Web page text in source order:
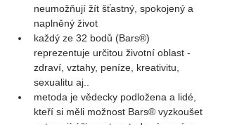
neumožňují žít šťastný, spokojený a
naplněný život
každý ze 32 bodů (Bars®)
reprezentuje určitou životní oblast -
zdraví, vztahy, peníze, kreativitu,
sexualitu aj..
metoda je vědecky podložena a lidé,
kteří si měli možnost Bars® vyzkoušet